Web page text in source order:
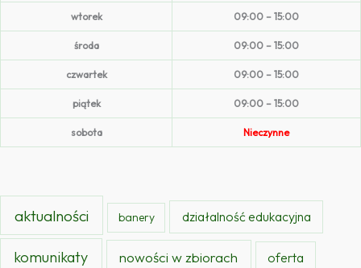
wtorek 09:00 – 15:00
środa 09:00 – 15:00
czwartek 09:00 – 15:00
piątek 09:00 – 15:00
sobota Nieczynne
aktualności banery działalność edukacyjna
komunikaty nowości w zbiorach oferta